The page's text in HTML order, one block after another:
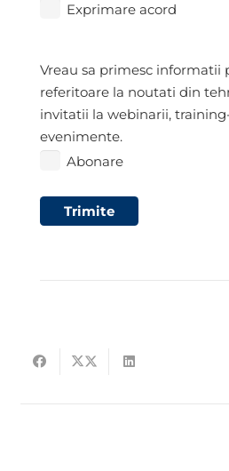
Exprimare acord
Abonare
Vreau sa primesc informatii
referitoare la noutati din
invitatii la webinarii,
evenimente.
Abonare
Trimite